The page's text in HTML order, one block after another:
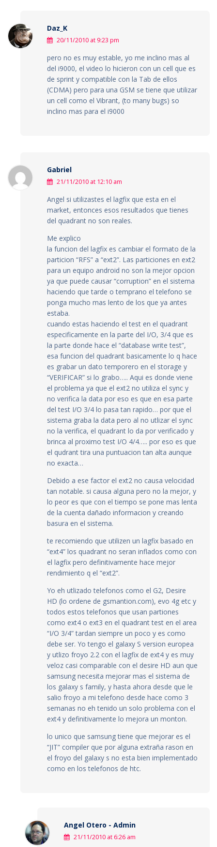
Daz_K
20/11/2010 at 9:23 pm
pero no es muy estable, yo me inclino mas al
del i9000, el video lo hicieron con un cell que es
de sprint y compatible con la Tab de ellos
(CDMA) pero para una GSM se tiene que utilizar
un cell como el Vibrant, (to many bugs) so
inclino mas para el i9000
Gabriel
21/11/2010 at 12:10 am
Angel si utilizastes el lagfix que esta en el
market, entonces esos resultados que tienes
del quadrant no son reales.
Me explico
la funcion del lagfix es cambiar el formato de la
particion “RFS” a “ext2”. Las particiones en ext2
para un equipo android no son la mejor opcion
ya que puede causar “corruption” en el sistema
haciendo que tarde o temprano el telefono se
ponga mucho mas lento de los que ya antes
estaba.
cuando estas haciendo el test en el quadrant
especificamente en la parte del I/O, 3/4 que es
la parte donde hace el “database write test”,
esa funcion del quadrant basicamente lo q hace
es grabar un dato temporero en el storage y
“VERIFICAR” si lo grabo….. Aqui es donde viene
el problema ya que el ext2 no utiliza el sync y
no verifica la data por eso es que en esa parte
del test I/O 3/4 lo pasa tan rapido… por que el
sistema graba la data pero al no utlizar el sync
no la verifica, el quadrant lo da por verificado y
brinca al proximo test I/O 4/4….. por eso es que
el qudrant tira una puntuacion tan alta aunque
no exacta…
Debido a ese factor el ext2 no causa velocidad
tan notable. si causa alguna pero no la mejor, y
lo peor es que con el tiempo se pone mas lenta
de la cuenta dañado informacion y creando
basura en el sistema.
te recomiendo que utilizen un lagfix basado en
“ext4” los quadrant no seran inflados como con
el lagfix pero definitivamente hace mejor
rendimiento q el “ext2”.
Yo eh utlizado telefonos como el G2, Desire
HD (lo ordene de gsmantion.com), evo 4g etc y
todos estos telefonos que usan partiones
como ext4 o ext3 en el quadrant test en el area
“I/O 3/4” tardan siempre un poco y es como
debe ser. Yo tengo el galaxy S version europea
y utlizo froyo 2.2 con el lagfix de ext4 y es muy
veloz casi comparable con el desire HD aun que
samsung necesita mejorar mas el sistema de
los galaxy s family, y hasta ahora desde que le
salio froyo a mi telefono desde hace como 3
semanas no eh tenido un solo problema con el
ext4 y definitivamente lo mejora un monton.
lo unico que samsung tiene que mejorar es el
“JIT” compiler que por alguna extraña rason en
el froyo del galaxy s no esta bien implementado
como en los telefonos de htc.
Angel Otero - Admin
21/11/2010 at 6:26 am